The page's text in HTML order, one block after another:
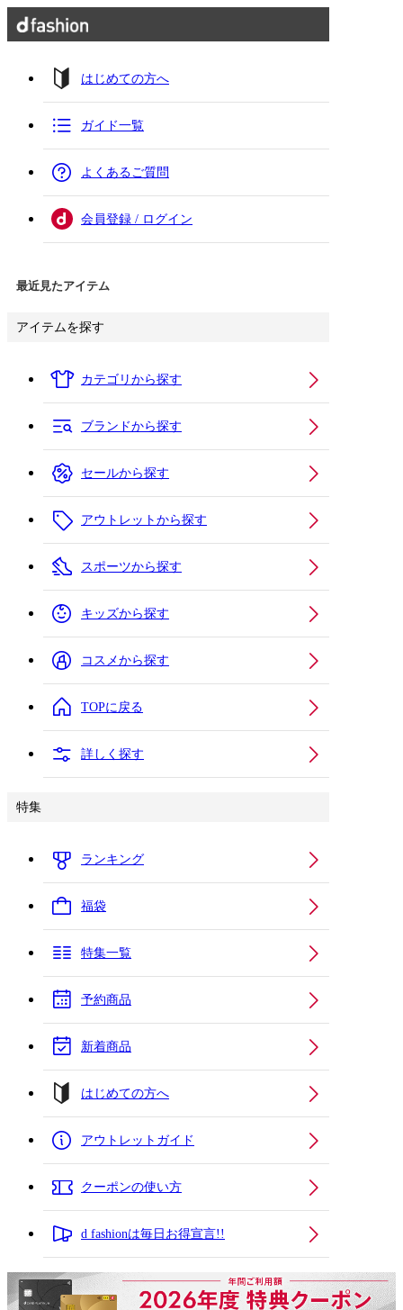
はじめての方へ
ガイド一覧
よくあるご質問
会員登録 / ログイン
最近見たアイテム
アイテムを探す
カテゴリから探す
ブランドから探す
セールから探す
アウトレットから探す
スポーツから探す
キッズから探す
コスメから探す
TOPに戻る
詳しく探す
特集
ランキング
福袋
特集一覧
予約商品
新着商品
はじめての方へ
アウトレットガイド
クーポンの使い方
d fashionは毎日お得宣言!!